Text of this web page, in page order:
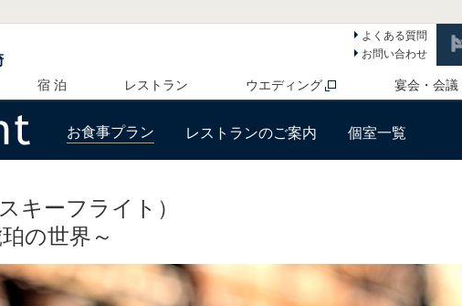
よくある質問
お問い合わせ
宿 泊 レストラン ウエディング 宴会・会議
お食事プラン レストランのご案内 個室一覧
キーフライト）
の世界～